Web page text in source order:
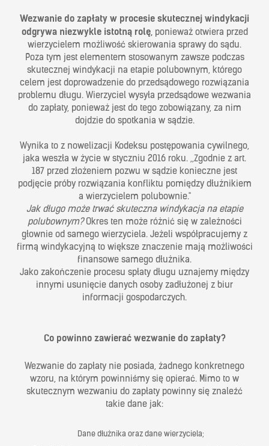
Wezwanie do zapłaty w procesie skutecznej windykacji
odgrywa niezwykle istotną rolę,ponieważ otwiera przed
wierzycielem możliwość skierowania sprawy do sądu.
Poza tym jest elementem stosowanym zawsze podczas
skutecznej windykacji na etapie polubownym, którego
celem jest doprowadzenie do przedsądowego rozwiązania
problemu długu. Wierzyciel wysyła przedsądowe wezwania
do zapłaty, ponieważ jest do tego zobowiązany, za nim
dojdzie do spotkania w sądzie.
Wynika to z nowelizacji Kodeksu postępowania cywilnego,
jaka weszła w życie w styczniu 2016 roku. ,,Zgodnie z art.
187 przed złożeniem pozwu w sądzie konieczne jest
podjęcie próby rozwiązania konfliktu pomiędzy dłużnikiem
a wierzycielem polubownie."
Jak długo może trwać skuteczna windykacja na etapie
polubownym? Okres ten może różnić się w zależności
głownie od samego wierzyciela. Jeżeli współpracujemy z
firmą windykacyjną to większe znaczenie mają możliwości
finansowe samego dłużnika.
Jako zakończenie procesu spłaty długu uznajemy między
innymi usunięcie danych osoby zadłużonej z biur
informacji gospodarczych.
Co powinno zawierać wezwanie do zapłaty?
Wezwanie do zapłaty nie posiada, żadnego konkretnego
wzoru, na którym powinniśmy się opierać. Mimo to w
skutecznym wezwaniu do zapłaty powinny się znaleźć
takie dane jak:
Dane dłużnika oraz dane wierzyciela;